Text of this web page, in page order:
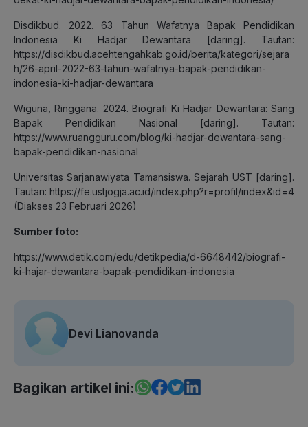
Disdikbud. 2022. 63 Tahun Wafatnya Bapak Pendidikan
Indonesia Ki Hadjar Dewantara [daring]. Tautan:
https://disdikbud.acehtengahkab.go.id/berita/kategori/sejara
h/26-april-2022-63-tahun-wafatnya-bapak-pendidikan-
indonesia-ki-hadjar-dewantara
Wiguna, Ringgana. 2024. Biografi Ki Hadjar Dewantara: Sang
Bapak Pendidikan Nasional [daring]. Tautan:
https://www.ruangguru.com/blog/ki-hadjar-dewantara-sang-
bapak-pendidikan-nasional
Universitas Sarjanawiyata Tamansiswa. Sejarah UST [daring].
Tautan: https://fe.ustjogja.ac.id/index.php?r=profil/index&id=4
(Diakses 23 Februari 2026)
Sumber foto:
https://www.detik.com/edu/detikpedia/d-6648442/biografi-
ki-hajar-dewantara-bapak-pendidikan-indonesia
Devi Lianovanda
Bagikan artikel ini: